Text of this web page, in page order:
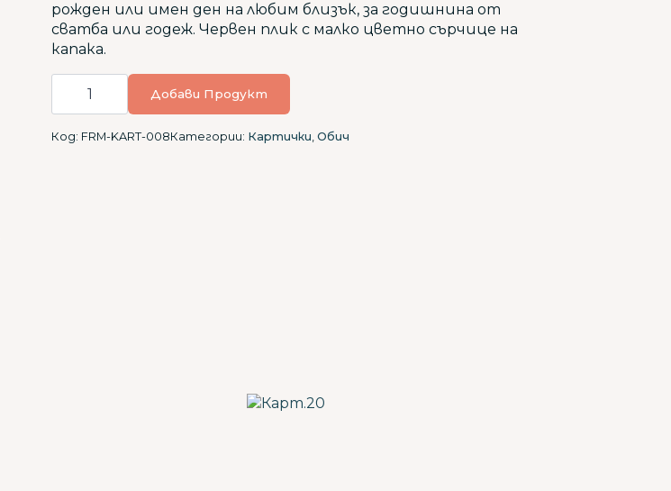
рожден или имен ден на любим близък, за годишнина от
сватба или годеж. Червен плик с малко цветно сърчице на
капака.
количество
Картичка
ВАЛЕНТИН
Добави Продукт
Код: FRM-KART-008Категории: Картички, Обич